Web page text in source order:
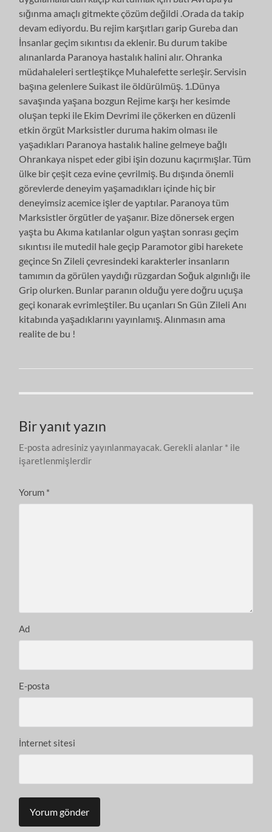
sığınma amaçlı gitmekte çözüm değildi .Orada da takip
devam ediyordu. Bu rejim karşıtları garip Gureba dan
İnsanlar geçim sıkıntısı da eklenir. Bu durum takibe
alınanlarda Paranoya hastalık halini alır. Ohranka
müdahaleleri sertleştikçe Muhalefette serleşir. Servisin
başına gelenlere Suikast ile öldürülmüş. 1.Dünya
savaşında yaşana bozgun Rejime karşı her kesimde
oluşan tepki ile Ekim Devrimi ile çökerken en düzenli
etkin örgüt Marksistler duruma hakim olması ile
yaşadıkları Paranoya hastalık haline gelmeye bağlı
Ohrankaya nispet eder gibi işin dozunu kaçırmışlar. Tüm
ülke bir çeşit ceza evine çevrilmiş. Bu dışında önemli
görevlerde deneyim yaşamadıkları içinde hiç bir
deneyimsiz acemice işler de yaptılar. Paranoya tüm
Marksistler örgütler de yaşanır. Bize dönersek ergen
yaşta bu Akıma katılanlar olgun yaştan sonrası geçim
sıkıntısı ile mutedil hale geçip Paramotor gibi harekete
geçince Sn Zileli çevresindeki karakterler insanların
tamımın da görülen yaydığı rüzgardan Soğuk algınlığı ile
Grip olurken. Bunlar paranın olduğu yere doğru uçuşa
geçi konarak evrimleştiler. Bu uçanları Sn Gün Zileli Anı
kitabında yaşadıklarını yayınlamış. Alınmasın ama
realite de bu !
Bir yanıt yazın
E-posta adresiniz yayınlanmayacak. Gerekli alanlar * ile
işaretlenmişlerdir
Yorum *
Ad
E-posta
İnternet sitesi